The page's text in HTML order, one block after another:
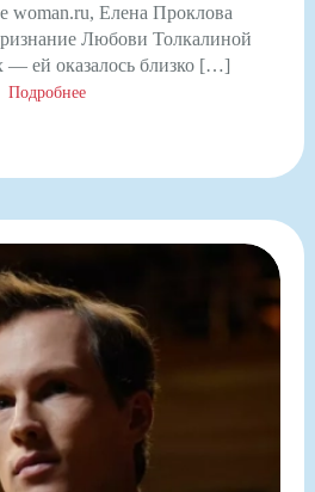
woman.ru, Елена Проклова
Любови Толкалиной
— ей оказалось близко […]
Подробнее